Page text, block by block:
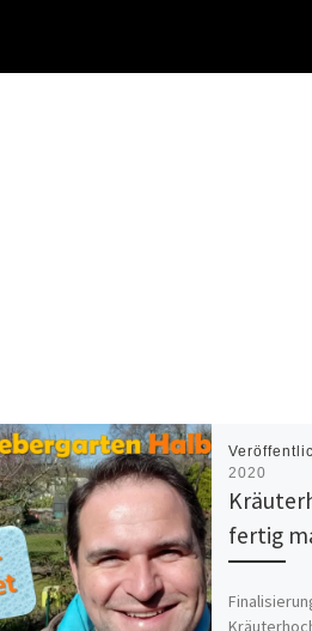
2020
fertig